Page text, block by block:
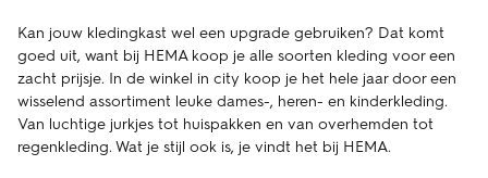
Kan jouw kledingkast wel een upgrade gebruiken? Dat komt
goed uit, want bij HEMA koop je alle soorten kleding voor een
zacht prijsje. In de winkel in city koop je het hele jaar door een
wisselend assortiment leuke dames-, heren- en kinderkleding.
Van luchtige jurkjes tot huispakken en van overhemden tot
regenkleding. Wat je stijl ook is, je vindt het bij HEMA.